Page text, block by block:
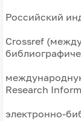
Российский
Crossref
Research
электронно-